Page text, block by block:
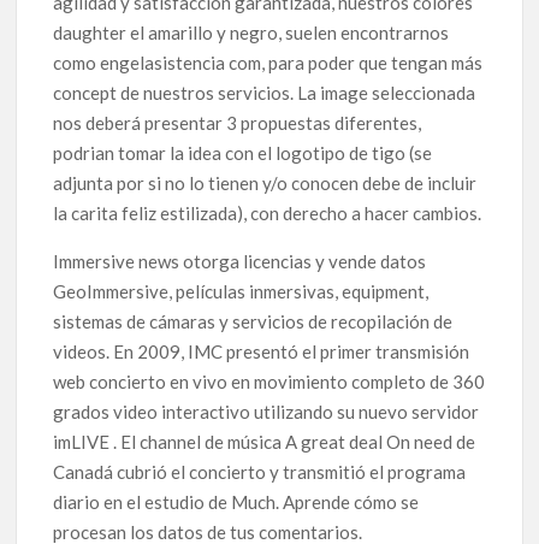
daughter el amarillo y negro, suelen encontrarnos
como engelasistencia com, para poder que tengan más
concept de nuestros servicios. La image seleccionada
nos deberá presentar 3 propuestas diferentes,
podrian tomar la idea con el logotipo de tigo (se
adjunta por si no lo tienen y/o conocen debe de incluir
la carita feliz estilizada), con derecho a hacer cambios.
Immersive news otorga licencias y vende datos
GeoImmersive, películas inmersivas, equipment,
sistemas de cámaras y servicios de recopilación de
videos. En 2009, IMC presentó el primer transmisión
web concierto en vivo en movimiento completo de 360
​​grados video interactivo utilizando su nuevo servidor
imLIVE . El channel de música A great deal On need de
Canadá cubrió el concierto y transmitió el programa
diario en el estudio de Much. Aprende cómo se
procesan los datos de tus comentarios.